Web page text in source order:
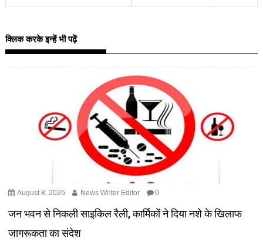
क्लिक करके इन्हें भी पढ़ें
August 8, 2026 News Writer Editor 0
जन भवन से निकली साइकिल रैली, कार्मिकों ने दिया नशे के खिलाफ
जागरूकता का संदेश